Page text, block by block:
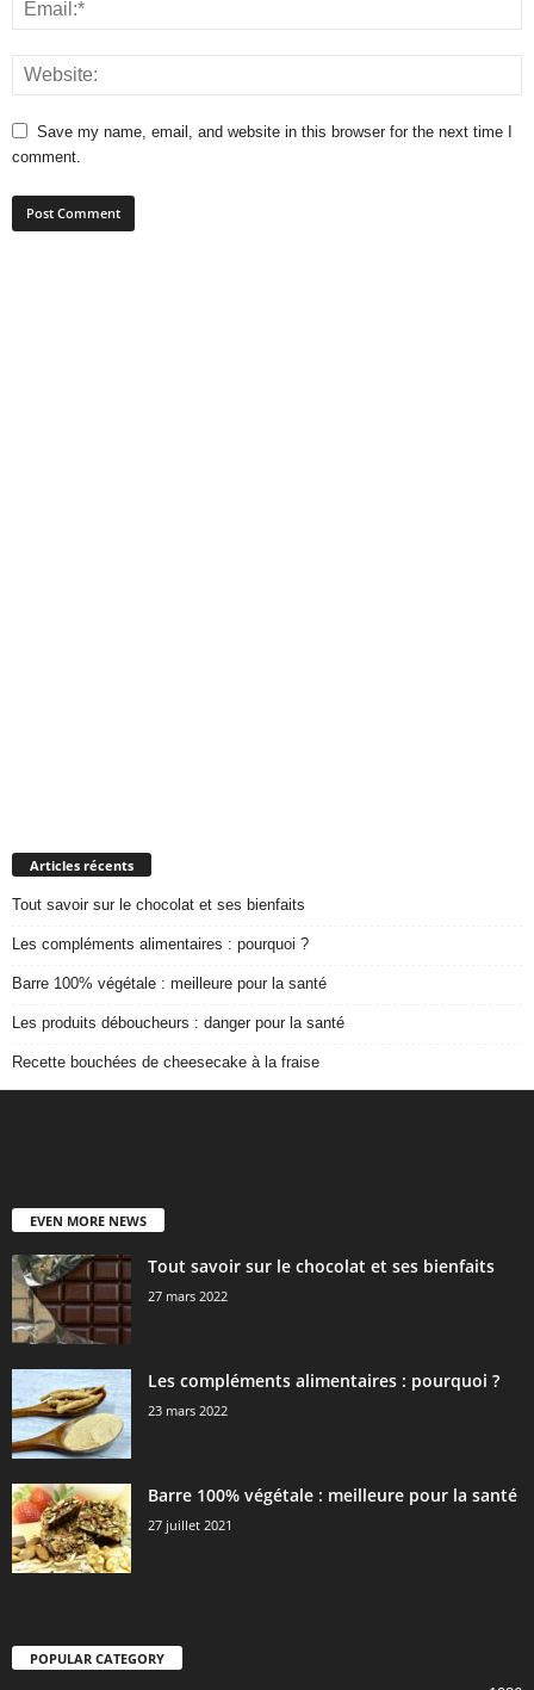
Save my name, email, and website in this browser for the next time I
comment.
Articles récents
Tout savoir sur le chocolat et ses bienfaits
Les compléments alimentaires : pourquoi ?
Barre 100% végétale : meilleure pour la santé
Les produits déboucheurs : danger pour la santé
Recette bouchées de cheesecake à la fraise
EVEN MORE NEWS
Tout savoir sur le chocolat et ses bienfaits
27 mars 2022
Les compléments alimentaires : pourquoi ?
23 mars 2022
Barre 100% végétale : meilleure pour la santé
27 juillet 2021
POPULAR CATEGORY